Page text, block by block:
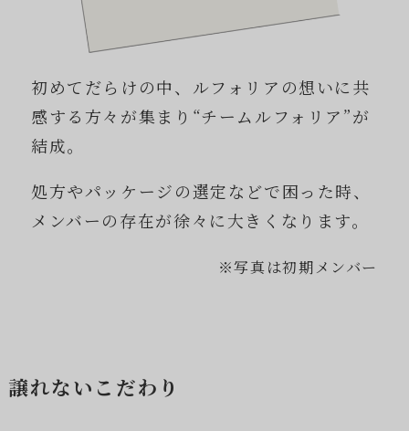
初めてだらけの中、ルフォリアの想いに共
感する方々が集まり“チームルフォリア”が
結成。
処方やパッケージの選定などで困った時、
メンバーの存在が徐々に大きくなります。
※写真は初期メンバー
譲れないこだわり